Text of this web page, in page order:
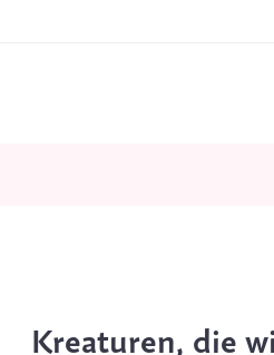
Kreaturen, die